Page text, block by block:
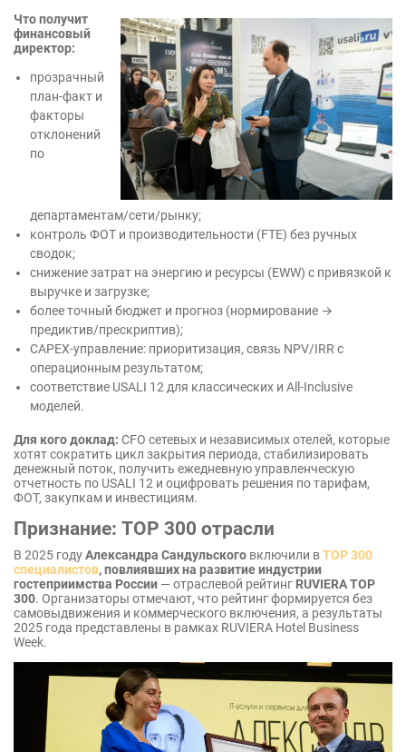
Что получит
финансовый
директор:
прозрачный
план-факт и
факторы
отклонений
по
департаментам/сети/рынку;
контроль ФОТ и производительности (FTE) без ручных
сводок;
снижение затрат на энергию и ресурсы (EWW) с привязкой к
выручке и загрузке;
более точный бюджет и прогноз (нормирование →
предиктив/прескриптив);
CAPEX-управление: приоритизация, связь NPV/IRR с
операционным результатом;
соответствие USALI 12 для классических и All-Inclusive
моделей.
Для кого доклад: CFO сетевых и независимых отелей, которые
хотят сократить цикл закрытия периода, стабилизировать
денежный поток, получить ежедневную управленческую
отчетность по USALI 12 и оцифровать решения по тарифам,
ФОТ, закупкам и инвестициям.
Признание: TOP 300 отрасли
В 2025 годуАлександра Сандульского включили вTOP 300
специалистов, повлиявших на развитие индустрии
гостеприимства России — отраслевой рейтинг RUVIERA TOP
300. Организаторы отмечают, что рейтинг формируется без
самовыдвижения и коммерческого включения, а результаты
2025 года представлены в рамках RUVIERA Hotel Business
Week.